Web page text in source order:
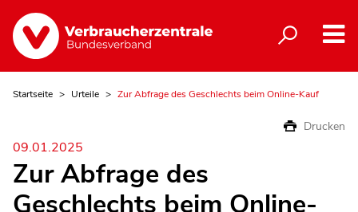
Startseite Urteile Zur Abfrage des Geschlechts beim Online-Kauf
Drucken
09.01.2025
Zur Abfrage des
Geschlechts beim Online-